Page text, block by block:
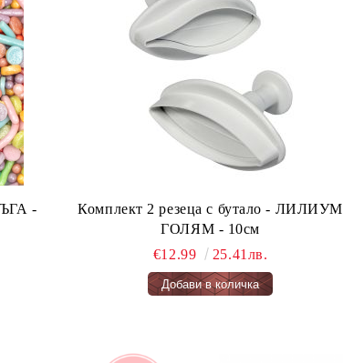
Комплект 2 резеца с бутало - ЛИЛИУМ
ГОЛЯМ - 10см
€12.99
25.41лв.